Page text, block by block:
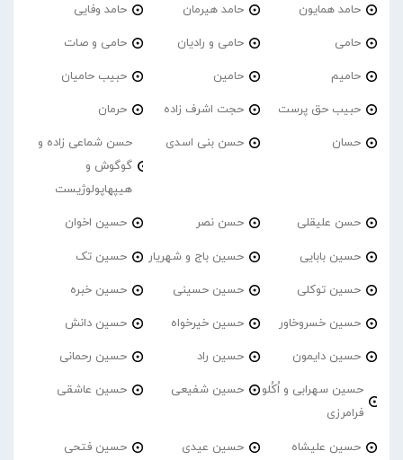
حامد همایون حامد هیرمان حامد وفایی
حامی حامی و رادیان حامی و صات
حامیم حامین حبیب حامیان
حبیب حق پرست حجت اشرف زاده حرمان
حسان حسن بنی اسدی
حسن شماعی زاده و
گوگوش و
هیپهاپولوژیست
حسن علیقلی حسن نصر حسین اخوان
حسین بابایی حسین باج و شهریار حسین تک
حسین توکلی حسین حسینی حسین خبره
حسین خسروخاور حسین خیرخواه حسین دانش
حسین دایمون حسین راد حسین رحمانی
حسین سهرابی و اُکُلو
فرامرزی
حسین شفیعی حسین عاشقی
حسین علیشاه حسین عیدی حسین فتحی